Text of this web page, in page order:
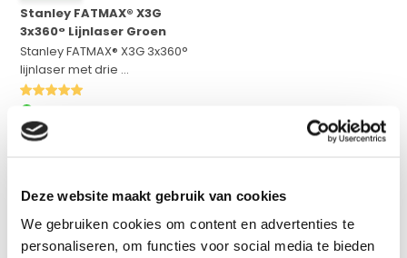
Deze website maakt gebruik van cookies
We gebruiken cookies om content en advertenties te
personaliseren, om functies voor social media te bieden
Stanley FATMAX® X3G
3x360° Lijnlaser Groen
Stanley FATMAX® X3G 3x360°
lijnlaser met drie ...
Vergelijk
Adviesprijs: